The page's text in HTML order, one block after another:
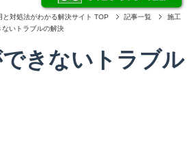
対処法がわかる解決サイト TOP 記事一覧
施工
ないトラブルの解決
きないトラブル